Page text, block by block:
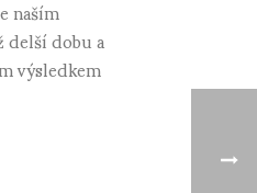
naším
dobu a
výsledkem